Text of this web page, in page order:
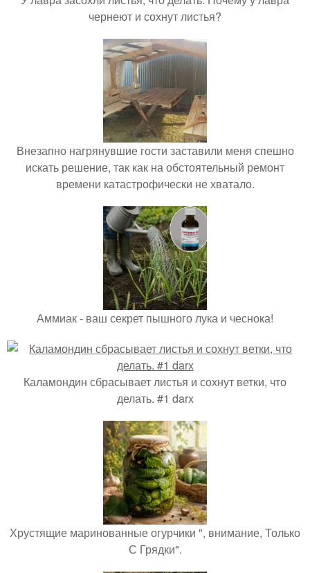
чернеют и сохнут листья?
Внезапно нагрянувшие гости заставили меня спешно
искать решение, так как на обстоятельный ремонт
времени катастрофически не хватало.
Аммиак - ваш секрет пышного лука и чеснока!
Каламондин сбрасывает листья и сохнут ветки, что
делать. #1 darx
Хрустящие маринованные огурчики ", внимание, Только
С Грядки".